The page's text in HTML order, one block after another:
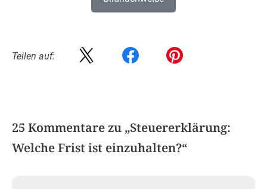
Teilen auf:
25 Kommentare zu „Steuererklärung:
Welche Frist ist einzuhalten?“